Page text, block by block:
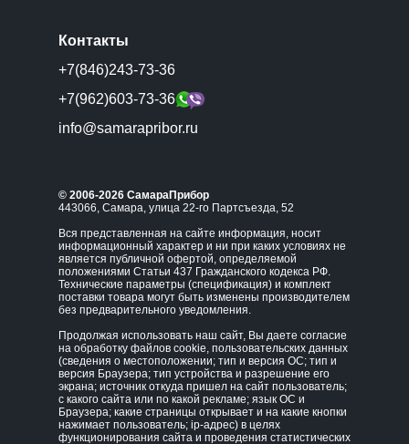
Контакты
+7(846)243-73-36
+7(962)603-73-36
info@samarapribor.ru
© 2006-2026 СамараПрибор
443066, Самара, улица 22-го Партсъезда, 52
Вся представленная на сайте информация, носит
информационный характер и ни при каких условиях не
является публичной офертой, определяемой
положениями Статьи 437 Гражданского кодекса РФ.
Технические параметры (спецификация) и комплект
поставки товара могут быть изменены производителем
без предварительного уведомления.
Продолжая использовать наш сайт, Вы даете согласие
на обработку файлов cookie, пользовательских данных
(сведения о местоположении; тип и версия ОС; тип и
версия Браузера; тип устройства и разрешение его
экрана; источник откуда пришел на сайт пользователь;
с какого сайта или по какой рекламе; язык ОС и
Браузера; какие страницы открывает и на какие кнопки
нажимает пользователь; ip-адрес) в целях
функционирования сайта и проведения статистических